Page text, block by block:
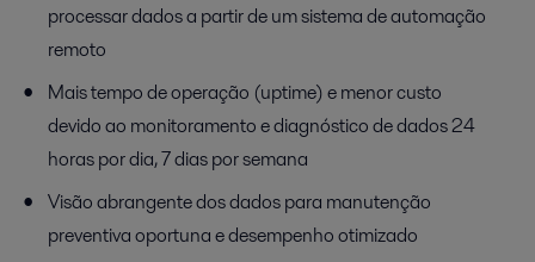
processar dados a partir de um sistema de automação
remoto
Mais tempo de operação (uptime) e menor custo
devido ao monitoramento e diagnóstico de dados 24
horas por dia, 7 dias por semana
Visão abrangente dos dados para manutenção
preventiva oportuna e desempenho otimizado